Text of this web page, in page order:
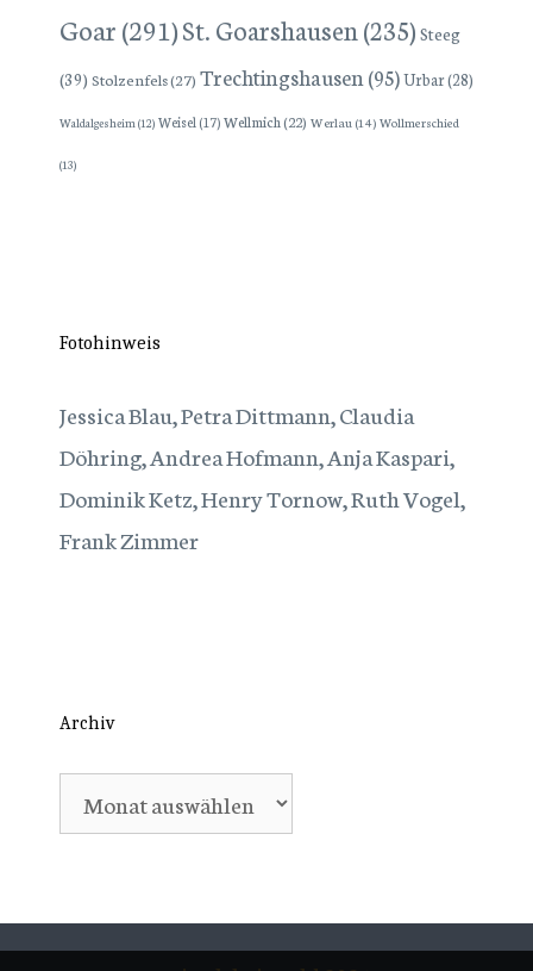
Goar(291)St. Goarshausen(235) Steeg
(39) Stolzenfels(27) Trechtingshausen(95)Urbar(28)
Waldalgesheim(12) Weisel (17)Wellmich (22) Werlau (14) Wollmerschied
(13)
Fotohinweis
Jessica Blau, Petra Dittmann, Claudia
Döhring, Andrea Hofmann, Anja Kaspari,
Dominik Ketz, Henry Tornow, Ruth Vogel,
Frank Zimmer
Archiv
Archiv